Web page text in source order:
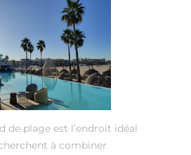
de plage est l’endroit idéal
à combiner